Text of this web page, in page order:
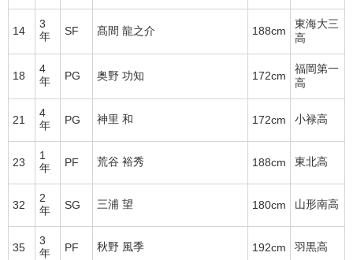
14
3
年
SF 髙間 龍之介 188cm
東海大三
高
18
4
年
PG 奥野 功知 172cm
福岡第一
高
21
4
年
PG 神里 和 172cm 小禄高
23
1
年
PF 荒谷 裕秀 188cm 東北高
32
2
年
SG 三浦 望 180cm 山形南高
35
3
年
PF 秋野 風季 192cm 羽黒高